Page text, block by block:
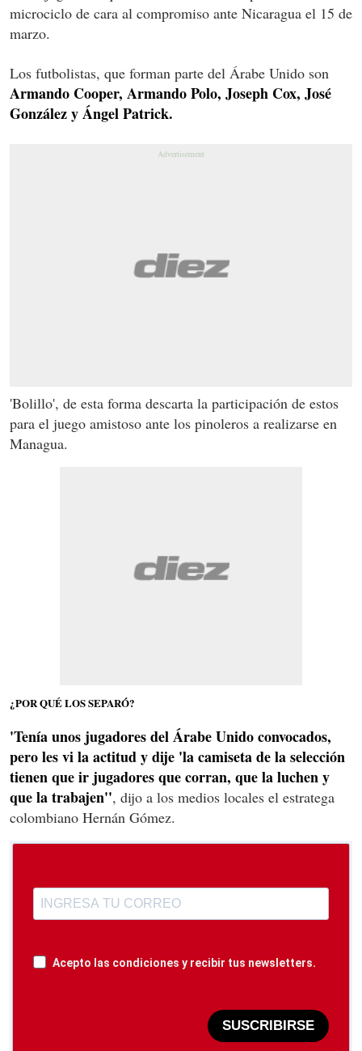
microciclo de cara al compromiso ante Nicaragua el 15 de
marzo.
Los futbolistas, que forman parte del Árabe Unido son
Armando Cooper, Armando Polo, Joseph Cox, José
González y Ángel Patrick.
'Bolillo', de esta forma descarta la participación de estos
para el juego amistoso ante los pinoleros a realizarse en
Managua.
¿POR QUÉ LOS SEPARÓ?
'Tenía unos jugadores del Árabe Unido convocados,
pero les vi la actitud y dije 'la camiseta de la selección
tienen que ir jugadores que corran, que la luchen y
que la trabajen'', dijo a los medios locales el estratega
colombiano Hernán Gómez.
Acepto las condiciones y recibir tus newsletters.
SUSCRIBIRSE